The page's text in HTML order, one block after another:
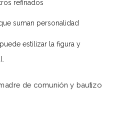
refinados
suman personalidad
estilizar la figura y